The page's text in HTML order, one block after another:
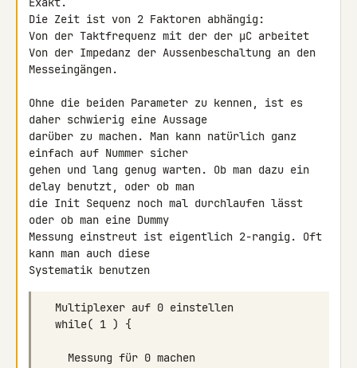
Die Zeit ist von 2 Faktoren abhängig:
Von der Taktfrequenz mit der der µC arbeitet
Von der Impedanz der Aussenbeschaltung an den
Messeingängen.
Ohne die beiden Parameter zu kennen, ist es
daher schwierig eine Aussage
darüber zu machen. Man kann natürlich ganz
einfach auf Nummer sicher
gehen und lang genug warten. Ob man dazu ein
delay benutzt, oder ob man
die Init Sequenz noch mal durchlaufen lässt
oder ob man eine Dummy
Messung einstreut ist eigentlich 2-rangig. Oft
kann man auch diese